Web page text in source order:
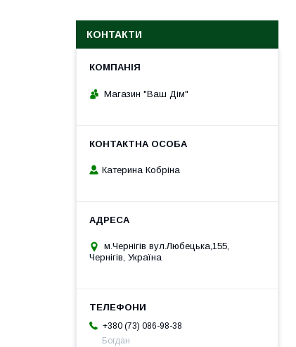
КОНТАКТИ
Магазин "Ваш Дім"
Катерина Кобріна
м.Чернігів вул.Любецька,155,
Чернігів, Україна
+380 (73) 086-98-38
Богдан